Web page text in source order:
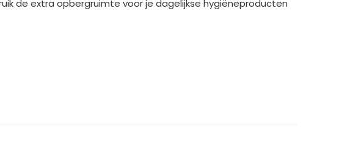
de extra opbergruimte voor je dagelijkse hygiëneproducten